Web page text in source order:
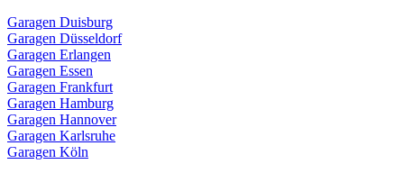
Garagen Duisburg
Garagen Düsseldorf
Garagen Erlangen
Garagen Essen
Garagen Frankfurt
Garagen Hamburg
Garagen Hannover
Garagen Karlsruhe
Garagen Köln